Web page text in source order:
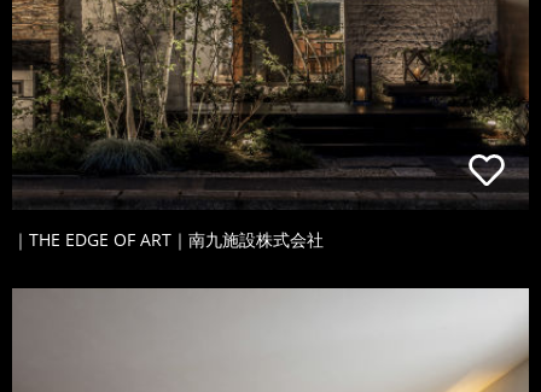
｜THE EDGE OF ART｜南九施設株式会社